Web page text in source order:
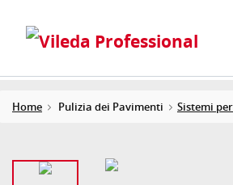
Home Pulizia dei Pavimenti Sistemi